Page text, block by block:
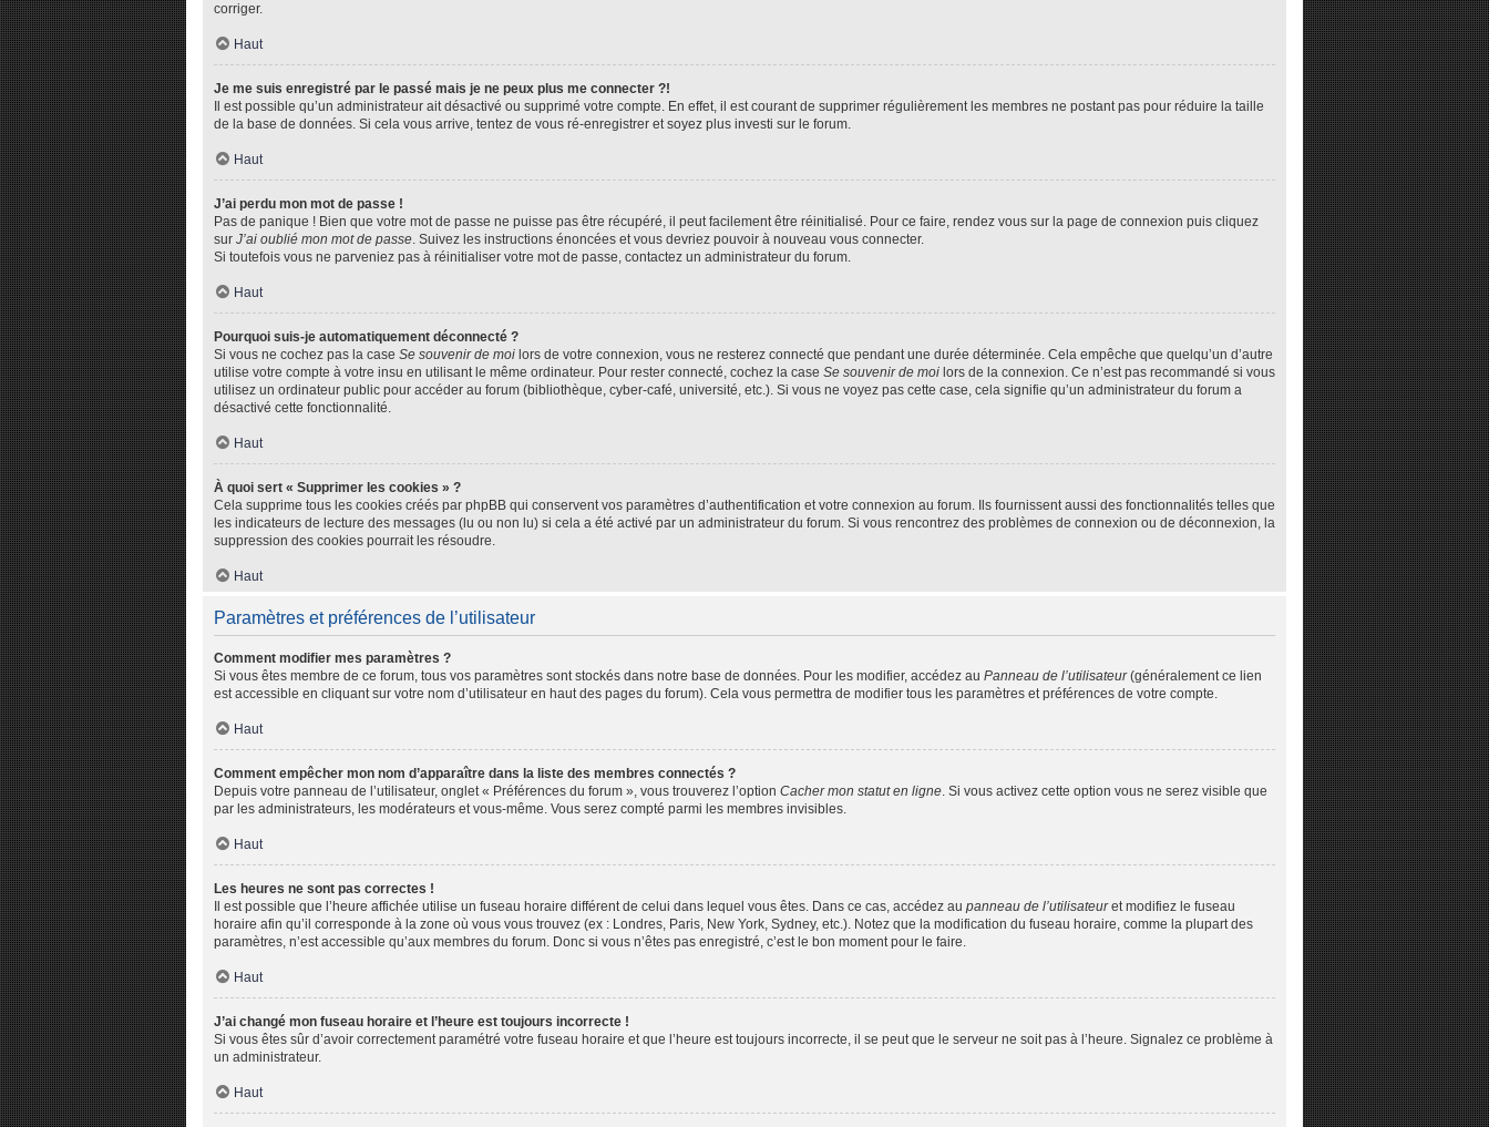
corriger.
Haut
Je me suis enregistré par le passé mais je ne peux plus me connecter ?!
Il est possible qu’un administrateur ait désactivé ou supprimé votre compte. En effet, il est courant de supprimer régulièrement les membres ne postant pas pour réduire la taille
de la base de données. Si cela vous arrive, tentez de vous ré-enregistrer et soyez plus investi sur le forum.
Haut
J’ai perdu mon mot de passe !
Pas de panique ! Bien que votre mot de passe ne puisse pas être récupéré, il peut facilement être réinitialisé. Pour ce faire, rendez vous sur la page de connexion puis cliquez
sur J’ai oublié mon mot de passe. Suivez les instructions énoncées et vous devriez pouvoir à nouveau vous connecter.
Si toutefois vous ne parveniez pas à réinitialiser votre mot de passe, contactez un administrateur du forum.
Haut
Pourquoi suis-je automatiquement déconnecté ?
Si vous ne cochez pas la case Se souvenir de moi lors de votre connexion, vous ne resterez connecté que pendant une durée déterminée. Cela empêche que quelqu’un d’autre
utilise votre compte à votre insu en utilisant le même ordinateur. Pour rester connecté, cochez la case Se souvenir de moi lors de la connexion. Ce n’est pas recommandé si vous
utilisez un ordinateur public pour accéder au forum (bibliothèque, cyber-café, université, etc.). Si vous ne voyez pas cette case, cela signifie qu’un administrateur du forum a
désactivé cette fonctionnalité.
Haut
À quoi sert « Supprimer les cookies » ?
Cela supprime tous les cookies créés par phpBB qui conservent vos paramètres d’authentification et votre connexion au forum. Ils fournissent aussi des fonctionnalités telles que
les indicateurs de lecture des messages (lu ou non lu) si cela a été activé par un administrateur du forum. Si vous rencontrez des problèmes de connexion ou de déconnexion, la
suppression des cookies pourrait les résoudre.
Haut
Paramètres et préférences de l’utilisateur
Comment modifier mes paramètres ?
Si vous êtes membre de ce forum, tous vos paramètres sont stockés dans notre base de données. Pour les modifier, accédez au Panneau de l’utilisateur(généralement ce lien
est accessible en cliquant sur votre nom d’utilisateur en haut des pages du forum). Cela vous permettra de modifier tous les paramètres et préférences de votre compte.
Haut
Comment empêcher mon nom d’apparaître dans la liste des membres connectés ?
Depuis votre panneau de l’utilisateur, onglet « Préférences du forum », vous trouverez l’option Cacher mon statut en ligne. Si vous activez cette option vous ne serez visible que
par les administrateurs, les modérateurs et vous-même. Vous serez compté parmi les membres invisibles.
Haut
Les heures ne sont pas correctes !
Il est possible que l’heure affichée utilise un fuseau horaire différent de celui dans lequel vous êtes. Dans ce cas, accédez au panneau de l’utilisateuret modifiez le fuseau
horaire afin qu’il corresponde à la zone où vous vous trouvez (ex : Londres, Paris, New York, Sydney, etc.). Notez que la modification du fuseau horaire, comme la plupart des
paramètres, n’est accessible qu’aux membres du forum. Donc si vous n’êtes pas enregistré, c’est le bon moment pour le faire.
Haut
J’ai changé mon fuseau horaire et l’heure est toujours incorrecte !
Si vous êtes sûr d’avoir correctement paramétré votre fuseau horaire et que l’heure est toujours incorrecte, il se peut que le serveur ne soit pas à l’heure. Signalez ce problème à
un administrateur.
Haut